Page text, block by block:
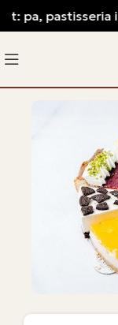
pa, pastisseria